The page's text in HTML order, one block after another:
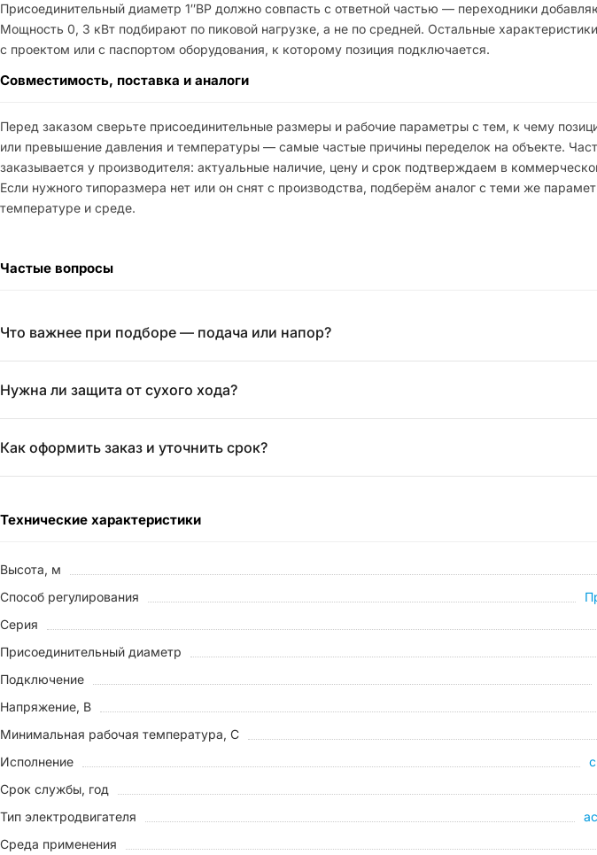
Присоединительный диаметр 1″ВР должно совпасть с ответной частью — переходники
Мощность 0, 3 кВт подбирают по пиковой нагрузке, а не по средней. Остальные
с проектом или с паспортом оборудования, к которому позиция подключается.
Совместимость, поставка и аналоги
Перед заказом сверьте присоединительные размеры и рабочие параметры с тем, к чему
или превышение давления и температуры — самые частые причины переделок на объекте.
заказывается у производителя: актуальные наличие, цену и срок подтверждаем в
Если нужного типоразмера нет или он снят с производства, подберём аналог с теми же
температуре и среде.
Частые вопросы
Что важнее при подборе — подача или напор?
Нужна ли защита от сухого хода?
Как оформить заказ и уточнить срок?
Технические характеристики
Высота, м
Способ регулирования
Серия
Присоединительный диаметр
Подключение
Напряжение, В
Минимальная рабочая температура, С
Исполнение
Срок службы, год
Тип электродвигателя
Среда применения